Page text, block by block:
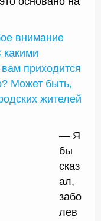
внимание
какими
приходится
Может быть,
жителей
— Я
бы
сказ
ал,
забо
лев